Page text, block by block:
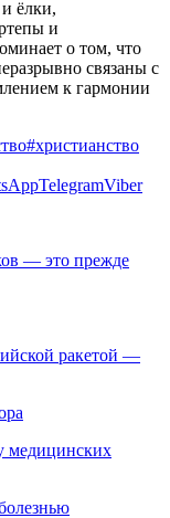
ёлки,
и
о том, что
связаны с
к гармонии
#христианство
TelegramViber
— это прежде
ракетой —
медицинских